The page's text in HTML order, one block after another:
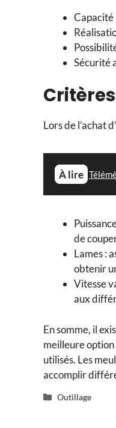
Capacité
Sécurité
Lors de l’achat
À lire
de
Lames :
obtenir
Vitesse
aux
En somme, il
meilleure
utilisés. Les
accomplir
Catégories
Outillage